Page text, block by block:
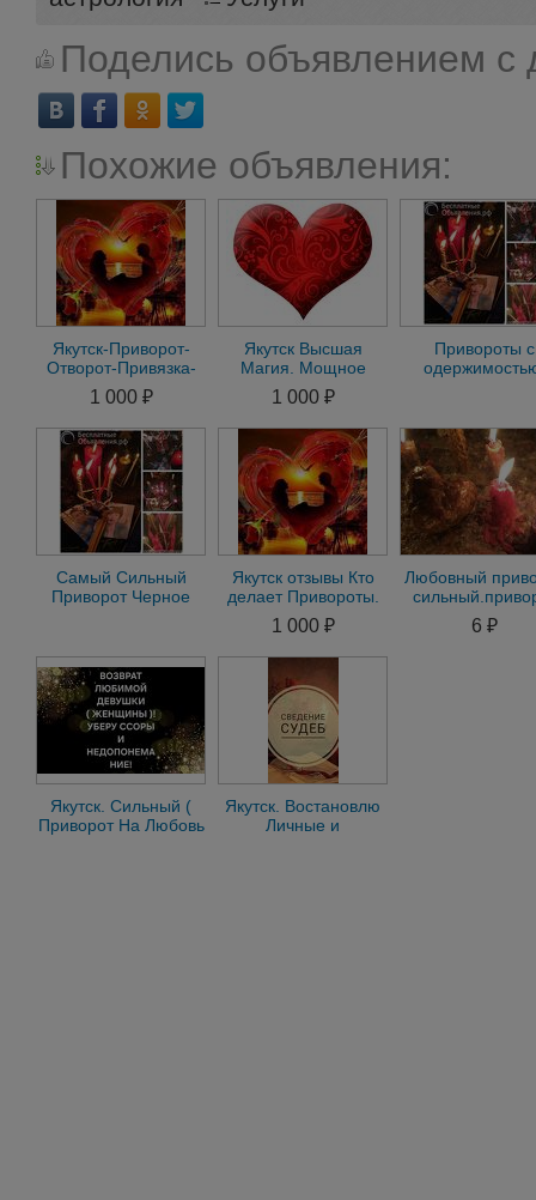
Поделись объявлением с
Похожие объявления:
Якутск-Приворот-
Отворот-Привязка-
Присушка-Гадание-
Магия
1 000 ₽
Якутск Высшая
Магия. Мощное
Магическое
Воздействие.
Приворот. Отворот
1 000 ₽
Привороты с
Самый Сильный
Приворот Черное
Якутск отзывы Кто
делает Привороты.
Отвороты. Гадание
1 000 ₽
Любовный
без
6 ₽
Якутск. Сильный (
Приворот На Любовь
Якутск. Востановлю
Личные и